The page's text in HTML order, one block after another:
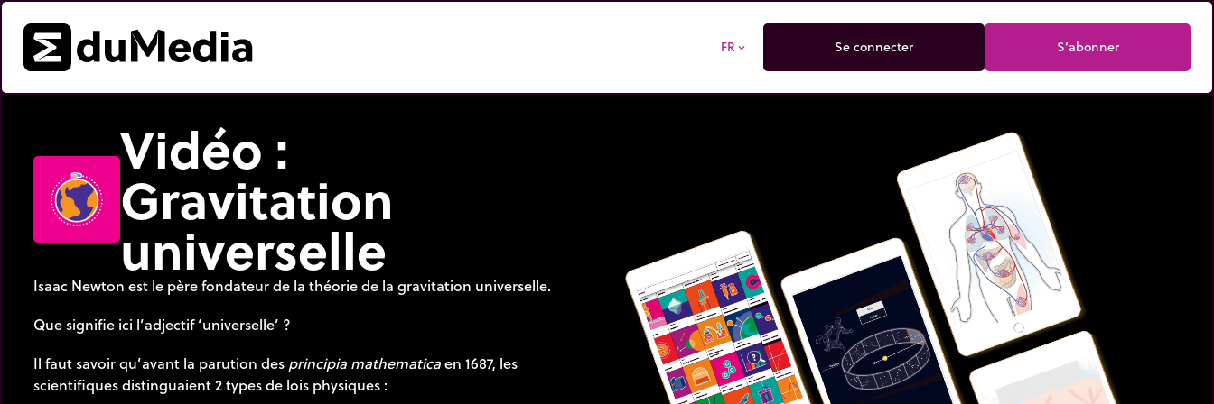
FR expand_more Se connecter S’abonner
Vidéo :
Gravitation
universelle
Isaac Newton est le père fondateur de la théorie de la gravitation universelle.
Que signifie ici l’adjectif ‘universelle’ ?
Il faut savoir qu’avant la parution des principia mathematicaen 1687, les
scientifiques distinguaient 2 types de lois physiques :